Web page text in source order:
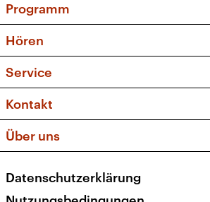
Programm
Sendungen und Podcasts
Musikliste
Kakadu – Das Kinderprogramm
Hören
Frequenzen (UKW + DAB+)
Service
FAQ
Apps
Newsletter
Veranstaltungen
Kontakt
Social Media
Über uns
Presse
Datenschutzerklärung